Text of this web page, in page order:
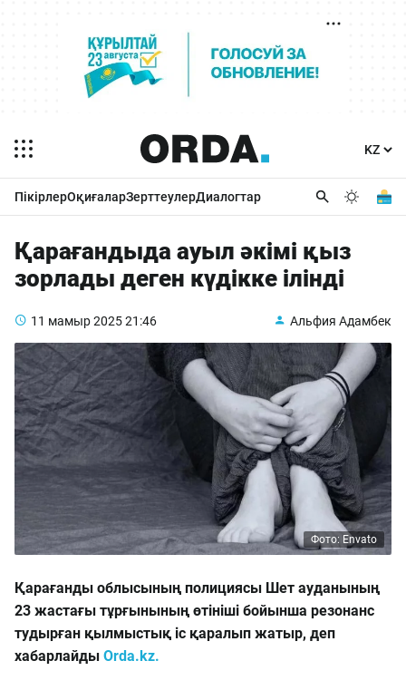
ПікірлерОқиғаларЗерттеулерДиалогтар
Қарағандыда ауыл әкімі қыз
зорлады деген күдікке ілінді
11 мамыр 202521:46 Альфия Адамбек
Фото: Envato
Қарағанды облысының полициясы Шет ауданының
23 жастағы тұрғынының өтініші бойынша резонанс
тудырған қылмыстық іс қаралып жатыр, деп
хабарлайды Orda.kz.